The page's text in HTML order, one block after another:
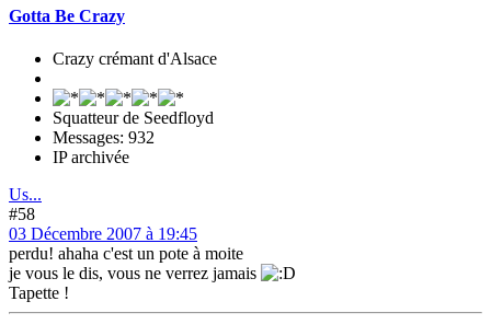
Gotta Be Crazy
Crazy crémant d'Alsace
Squatteur de Seedfloyd
Messages: 932
IP archivée
Us...
#58
03 Décembre 2007 à 19:45
perdu! ahaha c'est un pote à moite
je vous le dis, vous ne verrez jamais
Tapette !